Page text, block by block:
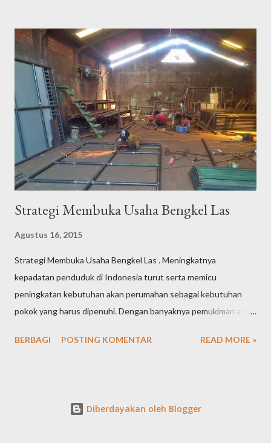
tidak ada salahnya Anda mencoba membuka toko perlengkapan
alat listrik, karena prospeknya yang masih sangat bagus. Berikut
ini adalah beberapa cara yang bisa anda pertimbangkan dalam
memulai membuka toko perlengkapan alat listrik: Lokasi usaha
Pemilihan lokasi usaha sangat penting karena akan berpengaruh
pada perkembangan usaha toko perlengkapan alat listrik yang
akan anda rintis. Pilihlah lokasi usaha yang strategis dan mudah
d...
Strategi Membuka Usaha Bengkel Las
Agustus 16, 2015
Strategi Membuka Usaha Bengkel Las . Meningkatnya
kepadatan penduduk di Indonesia turut serta memicu
peningkatan kebutuhan akan perumahan sebagai kebutuhan
pokok yang harus dipenuhi. Dengan banyaknya pemukiman atau
lama yang membutuhkan renovasi, maka peluang usaha bengkel
produk yang membutuhkan jasa bengkel las seperti misalnya
BERBAGI POSTING KOMENTAR READ MORE »
Diberdayakan oleh Blogger